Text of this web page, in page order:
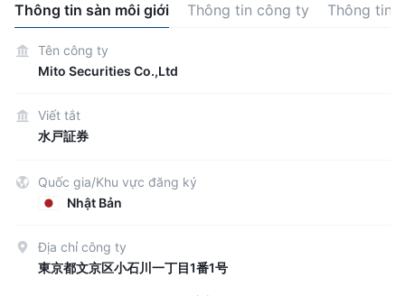
Thông tin sàn môi giới Thông tin công ty Thông tin
Tên công ty
Mito Securities Co.,Ltd
Viết tắt
水戸証券
Quốc gia/Khu vực đăng ký
Nhật Bản
Địa chỉ công ty
東京都文京区小石川一丁目1番1号